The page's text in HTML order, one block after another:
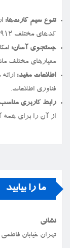
تنوع سیم کارت‌ها:
کدهای مختلف ۰۹۱۲ و سایر اپراتورها.
جستجوی آسان:
معیارهای مختلف
اطلاعات مفید:
فناوری اطلاعات.
رابط کاربری
از آن را برای همه
ما را بیابید
نشانی
تهران خیابان فاطمی